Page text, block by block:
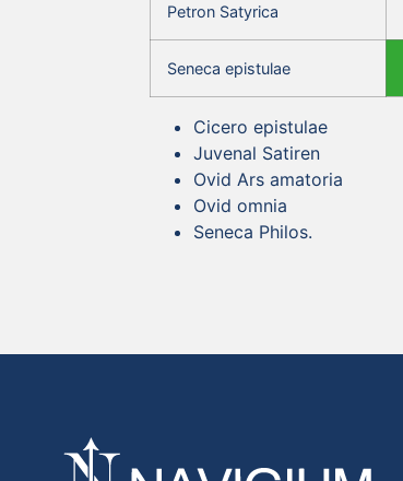
Petron Satyrica
Seneca epistulae
Cicero epistulae
Juvenal Satiren
Ovid Ars amatoria
Ovid omnia
Seneca Philos.